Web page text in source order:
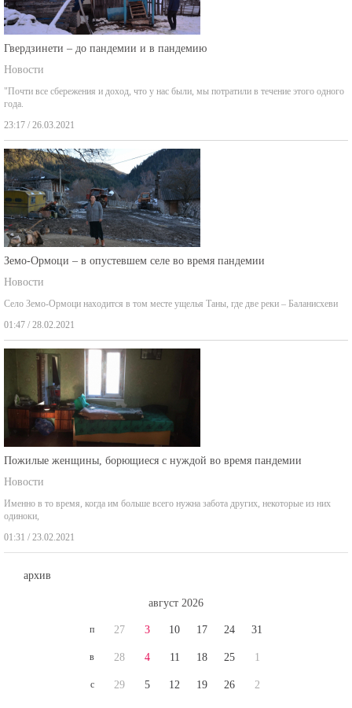
Гвердзинети – до пандемии и в пандемию
Новости
"Почти все сбережения и доход, что у нас были, мы потратили в течение этого одного
года.
23:17 / 26.03.2021
Земо-Ормоци – в опустевшем селе во время пандемии
Новости
Село Земо-Ормоци находится в том месте ущелья Таны, где две реки – Баланисхеви
01:47 / 28.02.2021
Пожилые женщины, борющиеся с нуждой во время пандемии
Новости
Именно в то время, когда им больше всего нужна забота других, некоторые из них
одиноки,
01:31 / 23.02.2021
архив
август 2026
п
в
с
27
28
29
3
4
5
10
11
12
17
18
19
24
25
26
31
1
2